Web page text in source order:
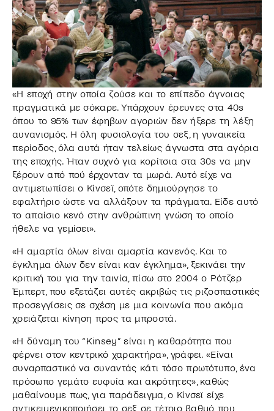
«Η εποχή στην οποία ζούσε και το επίπεδο άγνοιας
πραγματικά με σόκαρε. Υπάρχουν έρευνες στα 40s
όπου το 95% των έφηβων αγοριών δεν ήξερε τη λέξη
αυνανισμός. Η όλη φυσιολογία του σεξ, η γυναικεία
περίοδος, όλα αυτά ήταν τελείως άγνωστα στα αγόρια
της εποχής. Ήταν συχνό για κορίτσια στα 30s να μην
ξέρουν από πού έρχονταν τα μωρά. Αυτό είχε να
αντιμετωπίσει ο Κίνσεϊ, οπότε δημιούργησε το
εφαλτήριο ώστε να αλλάξουν τα πράγματα. Είδε αυτό
το απαίσιο κενό στην ανθρώπινη γνώση το οποίο
ήθελε να γεμίσει».
«Η αμαρτία όλων είναι αμαρτία κανενός. Και το
έγκλημα όλων δεν είναι καν έγκλημα», ξεκινάει την
κριτική του για την ταινία, πίσω στο 2004 ο Ρότζερ
Έμπερτ, που εξετάζει αυτές ακριβώς τις ριζοσπαστικές
προσεγγίσεις σε σχέση με μια κοινωνία που ακόμα
χρειάζεται κίνηση προς τα μπροστά.
«Η δύναμη του “Kinsey” είναι η καθαρότητα που
φέρνει στον κεντρικό χαρακτήρα», γράφει. «Είναι
συναρπαστικό να συναντάς κάτι τόσο πρωτότυπο, ένα
πρόσωπο γεμάτο ευφυία και ακρότητες», καθώς
μαθαίνουμε πως, για παράδειγμα, ο Κίνσεϊ είχε
αντικειμενικοποιήσει το σεξ σε τέτοιο βαθμό που